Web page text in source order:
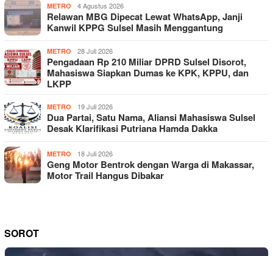
METRO 4 Agustus 2026
Relawan MBG Dipecat Lewat WhatsApp, Janji
Kanwil KPPG Sulsel Masih Menggantung
METRO 28 Juli 2026
Pengadaan Rp 210 Miliar DPRD Sulsel Disorot,
Mahasiswa Siapkan Dumas ke KPK, KPPU, dan
LKPP
METRO 19 Juli 2026
Dua Partai, Satu Nama, Aliansi Mahasiswa Sulsel
Desak Klarifikasi Putriana Hamda Dakka
METRO 18 Juli 2026
Geng Motor Bentrok dengan Warga di Makassar,
Motor Trail Hangus Dibakar
SOROT